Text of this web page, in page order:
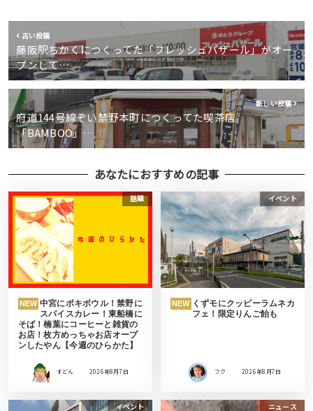
古い投稿
藤阪駅ちかくにつくってた「フレッシュバザール」がオー
プンして…
新しい投稿
府道144号線ぞい禁野本町につくってた喫茶店
「BAMBOO」…
あなたにおすすめの記事
話題
NEW 中宮にポキボウル！禁野に
スパイスカレー！東船橋に
そば！楠葉にコーヒーと雑貨の
お店！枚方めっちゃお店オープ
ンしたやん【今週のひらかた】
すどん 2026年8月7日
イベント
NEW くずモにクッピーラムネカ
フェ！限定りんご飴も
フク 2026年8月7日
イベント ニュース